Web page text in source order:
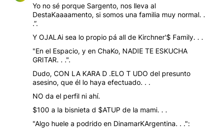
Yo no sé porque Sargento, nos lleva al
DestaKaaaamento, si somos una familia muy normal. .
.”.
Y OJALAi sea lo propio pá all de Kirchner'$ Family. . .
"En el Espacio, y en ChaKo, NADIE TE ESKUCHA
GRITAR. . .".
Dudo, CON LA KARA D .ELO T UDO del presunto
asesino, que él lo haya efectuado. . .
NO da el perfil ni ahí.
$100 a la bisnieta d $ATUP de la mami. . .
"Algo huele a podrido en DinamarKArgentina. . .":